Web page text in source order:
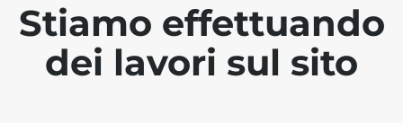
Stiamo effettuando
dei lavori sul sito